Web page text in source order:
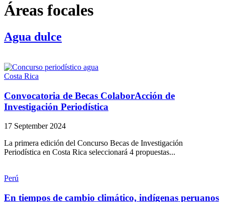
Áreas focales
Agua dulce
Costa Rica
Convocatoria de Becas ColaborAcción de
Investigación Periodística
17 September 2024
La primera edición del Concurso Becas de Investigación
Periodística en Costa Rica seleccionará 4 propuestas...
Perú
En tiempos de cambio climático, indígenas peruanos